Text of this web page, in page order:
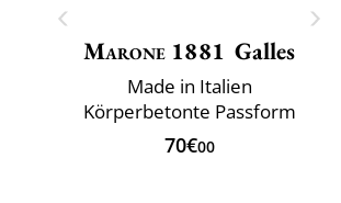
Marone 1881 Galles
Made in Italien
Körperbetonte Passform
70€00